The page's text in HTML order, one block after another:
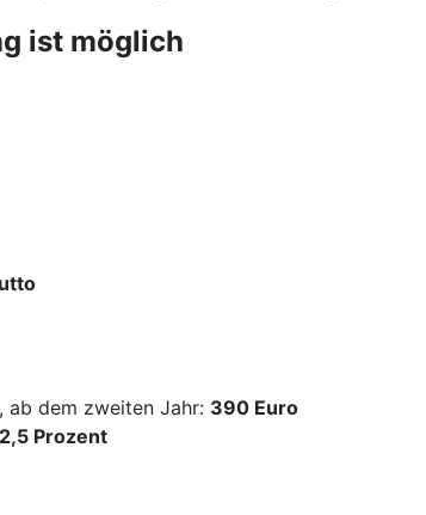
ist möglich
, ab dem zweiten Jahr: 390 Euro
Prozent